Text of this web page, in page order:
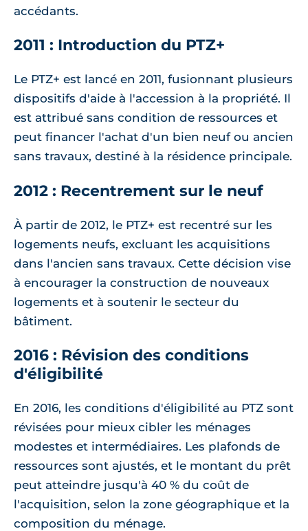
accédants.
2011 : Introduction du PTZ+
Le PTZ+ est lancé en 2011, fusionnant plusieurs
dispositifs d'aide à l'accession à la propriété. Il
est attribué sans condition de ressources et
peut financer l'achat d'un bien neuf ou ancien
sans travaux, destiné à la résidence principale.
2012 : Recentrement sur le neuf
À partir de 2012, le PTZ+ est recentré sur les
logements neufs, excluant les acquisitions
dans l'ancien sans travaux. Cette décision vise
à encourager la construction de nouveaux
logements et à soutenir le secteur du
bâtiment.
2016 : Révision des conditions
d'éligibilité
En 2016, les conditions d'éligibilité au PTZ sont
révisées pour mieux cibler les ménages
modestes et intermédiaires. Les plafonds de
ressources sont ajustés, et le montant du prêt
peut atteindre jusqu'à 40 % du coût de
l'acquisition, selon la zone géographique et la
composition du ménage.